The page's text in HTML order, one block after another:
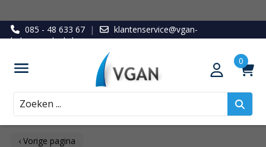
085 - 48 633 67 |
klantenservice@vgan-
ledenvoordeel.nl
Zoeken
‹ Vorige pagina